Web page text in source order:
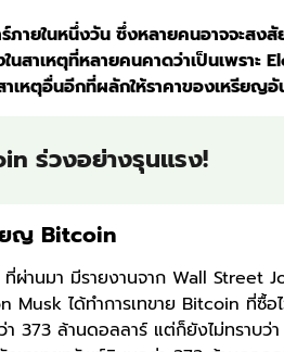
ายในหนึ่งวัน ซึ่งหลายคนอาจจะสงสั
สาเหตุที่หลายคนคาดว่าเป็นเพราะ
เหตุอื่นอีกที่ผลักให้ราคาของเหรียญ
ร่วงอย่างรุนแรง!
ยญ Bitcoin
ผ่านมา มีรายงานจาก Wall Street
Musk ได้ทำการเทขาย Bitcoin ที่ซื้อ
373 ล้านดอลลาร์ แต่ก็ยังไม่ทราบว่า